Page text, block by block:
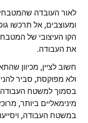
לאור העובדה
ומעוצבים, אל תרכשו
הקו העיצובי של
את העבודה.
חשוב לציין, מכיוון
ולא מפוקסת, סביר
בסמוך למשטח העבודה
מינימאליים ביותר,
במשטח העבודה,